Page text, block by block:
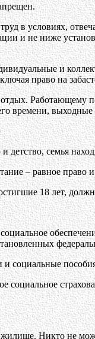
в условиях,
и не ниже
и
право на
Работающему
времени,
детство, семья
– равное право
18 лет,
и социальные
социальное
Никто не